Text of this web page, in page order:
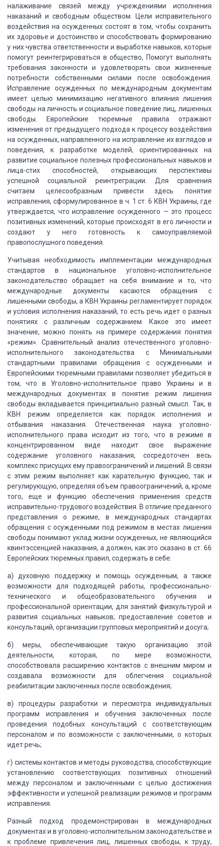
налаживание связей между учреждениями исполнения
наказаний и свободным обществом. Цели исправительного
воздействия на осужденных состоят в том, чтобы сохранить
их здоровье и достоинство и способствовать формированию
у них чувства ответственности и выработке навыков, которые
помогут реинтегрироваться в общество, Помогут выполнять
требования законности и удовлетворять свои жизненные
потребности собственными силами после освобождения.
Исправление осужденных по международным документам
имеет целью минимизацию негативного влияния лишения
свободы на личность и социальное поведение лиц, лишенных
свободы. Европейские тюремные правила отражают
изменения от предыдущего подхода к процессу воздействия
на осужденных, направленного на исправление их взглядов и
поведения, к разработке моделей, ориентированных на
развитие социальное полезных профессиональных навыков и
лица-стих способностей, открывающих перспективы
успешной социальной реинтреграции. Для сравнения
считаем целесообразным привести здесь понятие
исправления, сформулированное в ч. 1 ст. 6 КВН Украины, где
утверждается, что исправление осужденного — это процесс
позитивных изменений, которые происходят в его личности и
создают у него готовность к самоуправляемой
правопослушного поведения.
Учитывая необходимость имплементации международных
стандартов в национальное уголовно-исполнительное
законодательство обращает на себя внимание и то, что
международные документы касаются обращения с
лишенными свободы, а КВН Украины регламентирует порядок
и условия исполнения наказаний, то есть речь идет о разных
понятиях с различным содержанием. Какое это имеет
значение, можно понять на примере содержания понятия
«режим». Сравнительный анализ отечественного уголовно-
исполнительного законодательства с Минимальными
стандартными правилами обращения с осужденными и
Европейскими тюремными правилами позволяет убедиться в
том, что в Уголовно-исполнительное право Украины и в
международных документах в понятие режим лишения
свободы вкладывается принципиально разный смысл. Так, в
КВН
режим определяется как порядок исполнения и
отбывания наказания. Отечественная наука уголовно-
исполнительного права исходит из того, что в режиме в
концентрированном виде находит свое выражение
содержание уголовного наказания, сосредоточен весь
комплексприсущих ему правоограничений и лишений. В связи
с этим режим выполняет как карательную функцию, так и
регулирующую, определяя объем правоограничений, а, кроме
того, еще и функцию обеспечения применения средств
исправительно-трудового воздействия. В отличие преданного
представления о режиме, в международных стандартах
обращения с осужденными под режимом в местах лишения
свободы понимают уклад жизни осужденных, не являющийся
квинтэссенцией наказания, а должен, как это сказано в ст. 66
Европейскихтюремных правил, содержать в себе:
а) духовную поддержку и помощь осужденным, а также
возможности для подходящей работы, профессионально-
технического и общеобразовательного обучения и
профессиональной ориентации, для занятий физкультурой и
развития социальных навыков; предоставление советов и
консультаций, организации групповых мероприятий и досуга;
б) меры, обеспечивающие такую организацию этой
деятельности, которая, по мере возможности,
способствовала расширению контактов с внешним миром и
создавала возможности для облегчения социальной
реабилитации заключенныхпосле освобождения;
в) процедуры разработки и пересмотра индивидуальных
программ исправления и обучения заключенных после
проведения подобных консультаций с соответствующим
персоналом и по возможности с заключенными, о которых
идет речь;
г) системы контактов и методы руководства, способствующие
установлению соответствующих позитивных отношений
между персоналом и заключенными с целью достижения
эффективности и успешной реализации режимов и программ
исправления.
Разный подход продемонстрирован в международных
документах и в уголовно-исполнительном законодательстве и
к проблеме привлечения лиц, лишенных свободы, к труду,